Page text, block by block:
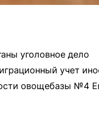
уголовное дело
учет
овощебазы №4